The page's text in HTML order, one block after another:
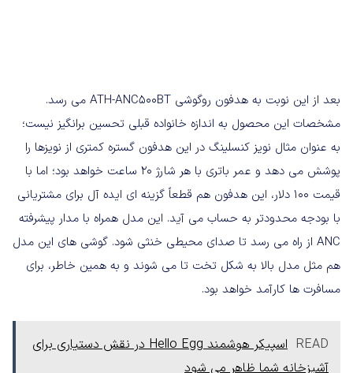
بعد از این نوبت به هدفون روگوشی ATH-ANC500BT می رسد.
مشخصات این محصول به اندازه خانواده قبلی تحسین برانگیز نیست؛
به عنوان مثال نویز کنسلینگ در این هدفون گستره کمتری از نویزها را
پوشش می دهد و عمر باتری با هر شارژ 20 ساعت خواهد بود؛ اما با
قیمت 100 دلار، این هدفون هم قطعاً گزینه ای ایده آل برای مشتریانی
با بودجه محدودتر به حساب می آید. این مدل همراه با مدار پیشرفته
ANC از راه می رسد تا صدای محیطی خنثی شود. گوشی های این مدل
هم مثل مدل بالا به شکل تخت تا می شوند و به همین خاطر، برای
مسافرت ها کارآمد خواهد بود.
READ
اسپیکر هوشمند Hello Egg در نقش دستیاری برای
آشپزخانه شما ظاهر می شود